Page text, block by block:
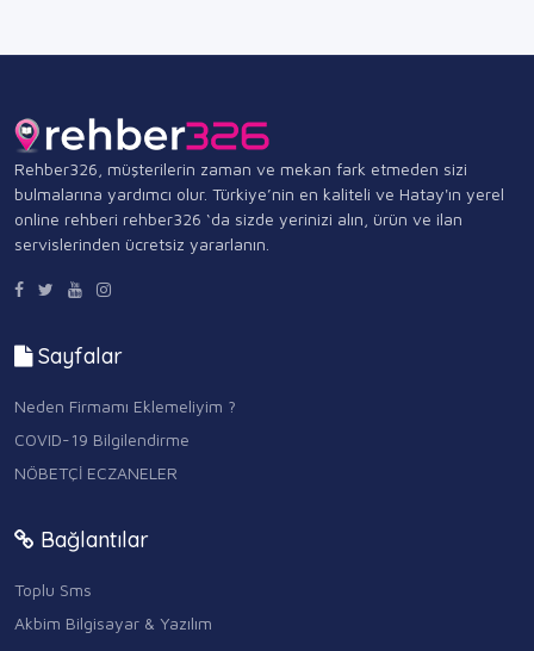
Rehber326, müşterilerin zaman ve mekan fark etmeden sizi
bulmalarına yardımcı olur. Türkiye’nin en kaliteli ve Hatay'ın yerel
online rehberi rehber326 ‘da sizde yerinizi alın, ürün ve ilan
servislerinden ücretsiz yararlanın.
Sayfalar
Neden Firmamı Eklemeliyim ?
COVID-19 Bilgilendirme
NÖBETÇİ ECZANELER
Bağlantılar
Toplu Sms
Akbim Bilgisayar & Yazılım